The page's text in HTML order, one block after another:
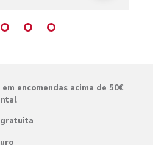
encomendas acima de 50€